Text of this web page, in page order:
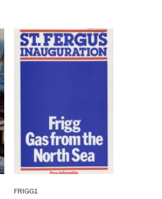
FRIGG1